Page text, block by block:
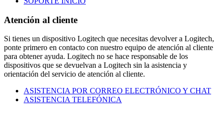
Atención al cliente
Si tienes un dispositivo Logitech que necesitas devolver a Logitech,
ponte primero en contacto con nuestro equipo de atención al cliente
para obtener ayuda. Logitech no se hace responsable de los
dispositivos que se devuelvan a Logitech sin la asistencia y
orientación del servicio de atención al cliente.
ASISTENCIA POR CORREO ELECTRÓNICO Y CHAT
ASISTENCIA TELEFÓNICA